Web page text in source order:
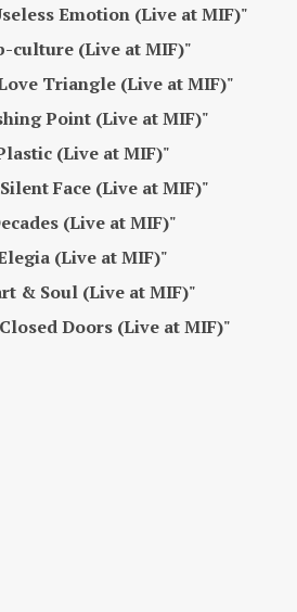
Emotion (Live at MIF)"
culture (Live at MIF)"
Triangle (Live at MIF)"
Point (Live at MIF)"
(Live at MIF)"
Face (Live at MIF)"
(Live at MIF)"
(Live at MIF)"
& Soul (Live at MIF)"
Doors (Live at MIF)"